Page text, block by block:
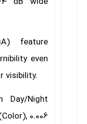
feature
even
visibility.
Day/Night
0.006